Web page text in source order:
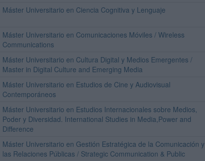
Máster Universitario en Ciencia Cognitiva y Lenguaje
Máster Universitario en Comunicaciones Móviles / Wireless
Communications
Máster Universitario en Cultura Digital y Medios Emergentes /
Master in Digital Culture and Emerging Media
Máster Universitario en Estudios de Cine y Audiovisual
Contemporáneos
Máster Universitario en Estudios Internacionales sobre Medios,
Poder y Diversidad. International Studies in Media,Power and
Difference
Máster Universitario en Gestión Estratégica de la Comunicación y
las Relaciones Públicas / Strategic Communication & Public